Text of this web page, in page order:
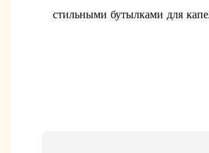
стильными бутылками для